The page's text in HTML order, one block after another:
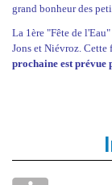
grand bonheur des
La 1ère "Fête de
Jons et Niévroz. Cette
prochaine est prévue